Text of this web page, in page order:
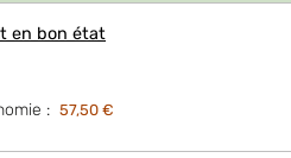
en bon état
: 57,50 €